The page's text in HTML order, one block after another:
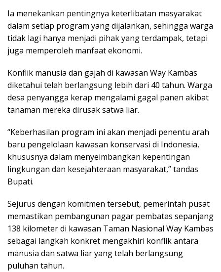
Ia menekankan pentingnya keterlibatan masyarakat
dalam setiap program yang dijalankan, sehingga warga
tidak lagi hanya menjadi pihak yang terdampak, tetapi
juga memperoleh manfaat ekonomi.
Konflik manusia dan gajah di kawasan Way Kambas
diketahui telah berlangsung lebih dari 40 tahun. Warga
desa penyangga kerap mengalami gagal panen akibat
tanaman mereka dirusak satwa liar.
“Keberhasilan program ini akan menjadi penentu arah
baru pengelolaan kawasan konservasi di Indonesia,
khususnya dalam menyeimbangkan kepentingan
lingkungan dan kesejahteraan masyarakat,” tandas
Bupati.
Sejurus dengan komitmen tersebut, pemerintah pusat
memastikan pembangunan pagar pembatas sepanjang
138 kilometer di kawasan Taman Nasional Way Kambas
sebagai langkah konkret mengakhiri konflik antara
manusia dan satwa liar yang telah berlangsung
puluhan tahun.